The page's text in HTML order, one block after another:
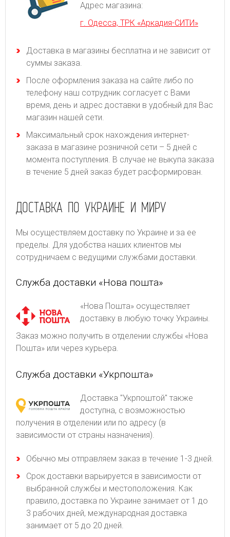
Адрес магазина:
г. Одесса, ТРК «Аркадия-СИТИ»
Доставка в магазины бесплатна и не зависит от
суммы заказа.
После оформления заказа на сайте либо по
телефону наш сотрудник согласует с Вами
время, день и адрес доставки в удобный для Вас
магазин нашей сети.
Максимальный срок нахождения интернет-
заказа в магазине розничной сети – 5 дней с
момента поступления. В случае не выкупа заказа
в течение 5 дней заказ будет расформирован.
ДОСТАВКА ПО УКРАИНЕ И МИРУ
Мы осуществляем доставку по Украине и за ее
пределы. Для удобства наших клиентов мы
сотрудничаем с ведущими службами доставки.
Служба доставки «Нова пошта»
«Нова Пошта» осуществляет
доставку в любую точку Украины.
Заказ можно получить в отделении службы «Нова
Пошта» или через курьера.
Служба доставки «Укрпошта»
Доставка "Укрпоштой" также
доступна, с возможностью
получения в отделении или по адресу (в
зависимости от страны назначения).
Обычно мы отправляем заказ в течение 1-3 дней.
Срок доставки варьируется в зависимости от
выбранной службы и местоположения. Как
правило, доставка по Украине занимает от 1 до
3 рабочих дней, международная доставка
занимает от 5 до 20 дней.